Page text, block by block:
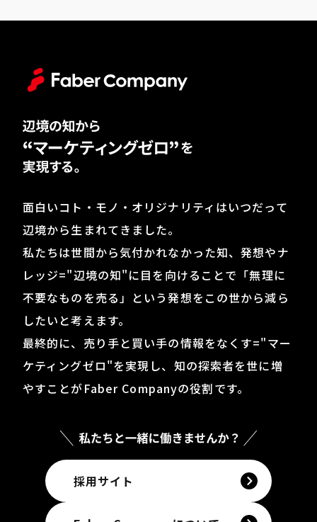
面白いコト・モノ・オリジナリティはいつだって
辺境から生まれてきました。
私たちは世間から気付かれなかった知、発想やナ
レッジ="辺境の知"に目を向けることで「無理に
不要なものを売る」 という発想をこの世から減ら
したいと考えます。
最終的に、売り手と買い手の情報をなくす="マー
ケティングゼロ"を実現し、知の探索者を世に増
やすことがFaber Companyの役割です。
採用サイト